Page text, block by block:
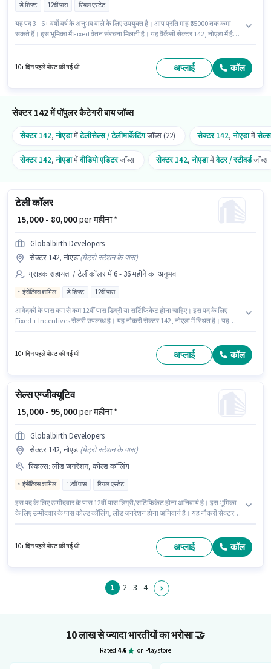
डे शिफ्ट 12वीं पास रियल एस्टेट
यह पद 3 - 6+ वर्षो वर्ष के अनुभव वाले के लिए उपयुक्त है। आप प्रति माह ₹65000 तक कमा
सकते हैं। इस भूमिका में Fixed वेतन संरचना मिलती है। यह वैकेंसी सेक्टर 142, नोएडा में है।
सर्टिफिकेट होना चाहिए। यह भूमिका फुल टाइम की है, डे शिफ्ट के साथ और 6 days
10+ दिन पहले पोस्ट की गई थी अप्लाई कॉल
सेक्टर 142 में पॉपुलर कैटेगरी बाय जॉब्स
सेक्टर 142,नोएडामेंटेलीसेल्स / टेलीमार्केटिंगजॉब्स (22) सेक्टर 142,नोएडामें
सेक्टर 142,नोएडामेंवीडियो एडिटरजॉब्स सेक्टर 142,नोएडामेंवेटर / स्टीवर्डजॉब्स
टेली कॉलर
₹ 15,000 - 80,000per महीना *
Globalbirth Developers
सेक्टर 142, नोएडा(मेट्रो स्टेशन के पास)
ग्राहक सहायता / टेलीकॉलर में 6 - 36 महीने का अनुभव
इंसेंटिव्स शामिल डे शिफ्ट 12वीं पास
आवेदकों के पास कम से कम 12वीं पास डिग्री या सर्टिफिकेट होना चाहिए। इस पद के लिए
Fixed + Incentives सैलरी उपलब्ध है। यह नौकरी सेक्टर 142, नोएडा में स्थित है। यह
Globalbirth Developers ग्राहक सहायता / टेलीकॉलर श्रेणी में टेली कॉलर पद के लिए
10+ दिन पहले पोस्ट की गई थी अप्लाई कॉल
सेल्स एग्जीक्यूटिव
₹ 15,000 - 95,000per महीना *
Globalbirth Developers
सेक्टर 142, नोएडा(मेट्रो स्टेशन के पास)
स्किल्स: लीड जनरेशन, कोल्ड कॉलिंग
इंसेंटिव्स शामिल 12वीं पास रियल एस्टेट
इस पद के लिए उम्मीदवार के पास 12वीं पास डिग्री/सर्टिफिकेट होना अनिवार्य है। इस भूमिका
के लिए उम्मीदवार के पास कोल्ड कॉलिंग, लीड जनरेशन होना अनिवार्य है। यह नौकरी सेक्टर
इस भूमिका में Fixed + Incentives वेतन संरचना मिलती है।
10+ दिन पहले पोस्ट की गई थी अप्लाई कॉल
1 2 3 4
10 लाख से ज्यादा भारतीयों का भरोसा🤝
Rated 4.6 on Playstore